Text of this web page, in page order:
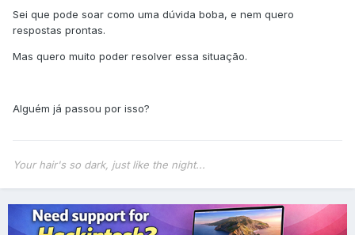
Sei que pode soar como uma dúvida boba, e nem quero
respostas prontas.
Mas quero muito poder resolver essa situação.
Alguém já passou por isso?
Your hair's so dark, just like the night...